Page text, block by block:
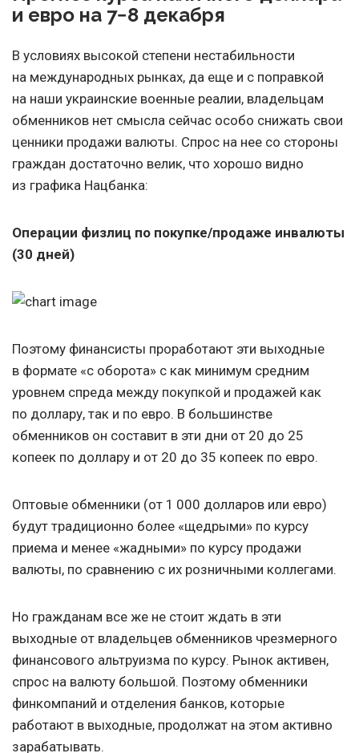
и евро на 7−8 декабря
В условиях высокой степени нестабильности
на международных рынках, да еще и с поправкой
на наши украинские военные реалии, владельцам
обменников нет смысла сейчас особо снижать свои
ценники продажи валюты. Спрос на нее со стороны
граждан достаточно велик, что хорошо видно
из графика Нацбанка:
Операции физлиц по покупке/продаже инвалюты
(30 дней)
Поэтому финансисты проработают эти выходные
в формате «с оборота» с как минимум средним
уровнем спреда между покупкой и продажей как
по доллару, так и по евро. В большинстве
обменников он составит в эти дни от 20 до 25
копеек по доллару и от 20 до 35 копеек по евро.
Оптовые обменники (от 1 000 долларов или евро)
будут традиционно более «щедрыми» по курсу
приема и менее «жадными» по курсу продажи
валюты, по сравнению с их розничными коллегами.
Но гражданам все же не стоит ждать в эти
выходные от владельцев обменников чрезмерного
финансового альтруизма по курсу. Рынок активен,
спрос на валюту большой. Поэтому обменники
финкомпаний и отделения банков, которые
работают в выходные, продолжат на этом активно
зарабатывать.